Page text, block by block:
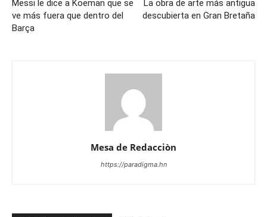
Messi le dice a Koeman que se
ve más fuera que dentro del
Barça
La obra de arte más antigua
descubierta en Gran Bretaña
Mesa de Redacciòn
https://paradigma.hn